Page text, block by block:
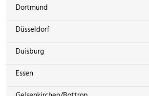
Dortmund
Düsseldorf
Duisburg
Essen